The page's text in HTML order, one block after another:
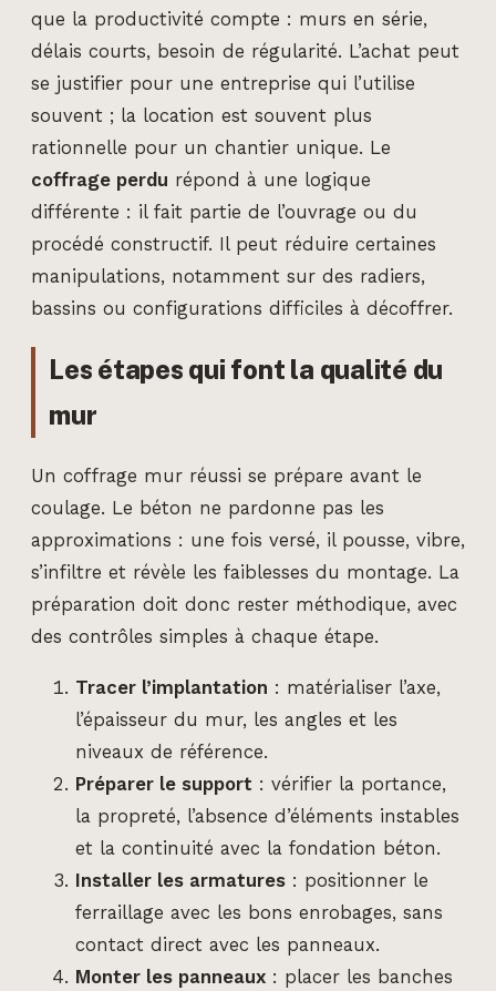
que la productivité compte : murs en série,
délais courts, besoin de régularité. L’achat peut
se justifier pour une entreprise qui l’utilise
souvent ; la location est souvent plus
rationnelle pour un chantier unique. Le
coffrage perdu répond à une logique
différente : il fait partie de l’ouvrage ou du
procédé constructif. Il peut réduire certaines
manipulations, notamment sur des radiers,
bassins ou configurations difficiles à décoffrer.
Les étapes qui font la qualité du
mur
Un coffrage mur réussi se prépare avant le
coulage. Le béton ne pardonne pas les
approximations : une fois versé, il pousse, vibre,
s’infiltre et révèle les faiblesses du montage. La
préparation doit donc rester méthodique, avec
des contrôles simples à chaque étape.
Tracer l’implantation : matérialiser l’axe,
l’épaisseur du mur, les angles et les
niveaux de référence.
Préparer le support : vérifier la portance,
la propreté, l’absence d’éléments instables
et la continuité avec la fondation béton.
Installer les armatures : positionner le
ferraillage avec les bons enrobages, sans
contact direct avec les panneaux.
Monter les panneaux : placer les banches